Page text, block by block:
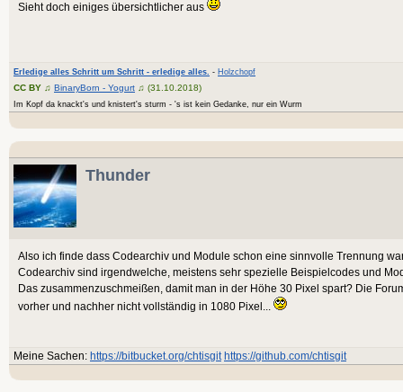
Sieht doch einiges übersichtlicher aus
Erledige alles Schritt um Schritt - erledige alles. - Holzchopf
CC BY ♫ BinaryBorn - Yogurt ♫ (31.10.2018)
Im Kopf da knackt's und knistert's sturm - 's ist kein Gedanke, nur ein Wurm
Thunder
Also ich finde dass Codearchiv und Module schon eine sinnvolle Trennung
Codearchiv sind irgendwelche, meistens sehr spezielle Beispielcodes und
Das zusammenzuschmeißen, damit man in der Höhe 30 Pixel spart? Die
vorher und nachher nicht vollständig in 1080 Pixel...
Meine Sachen: https://bitbucket.org/chtisgit https://github.com/chtisgit